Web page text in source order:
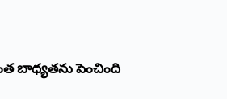
బాధ్యతను పెంచింది